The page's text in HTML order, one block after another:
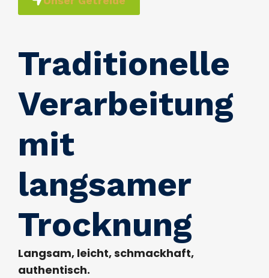
Traditionelle
Verarbeitung
mit
langsamer
Trocknung
Langsam, leicht, schmackhaft,
authentisch.